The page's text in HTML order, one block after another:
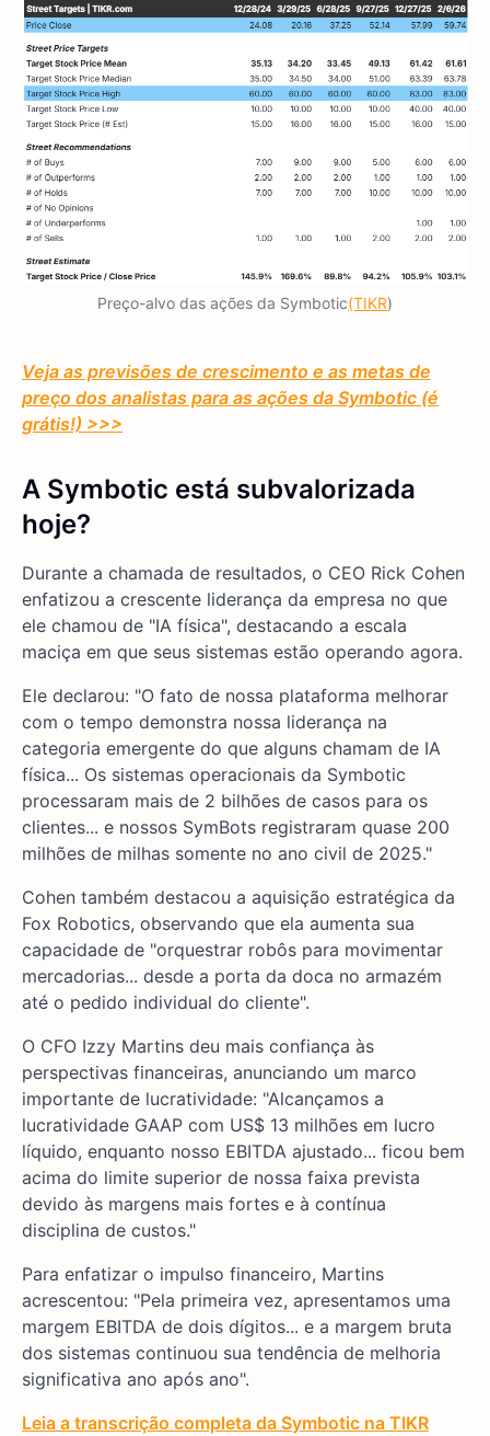
Preço-alvo das ações da Symbotic(TIKR)
Veja as previsões de crescimento e as metas de
preço dos analistas para as ações da Symbotic (é
grátis!) >>>
A Symbotic está subvalorizada
hoje?
Durante a chamada de resultados, o CEO Rick Cohen
enfatizou a crescente liderança da empresa no que
ele chamou de "IA física", destacando a escala
maciça em que seus sistemas estão operando agora.
Ele declarou: "O fato de nossa plataforma melhorar
com o tempo demonstra nossa liderança na
categoria emergente do que alguns chamam de IA
física... Os sistemas operacionais da Symbotic
processaram mais de 2 bilhões de casos para os
clientes... e nossos SymBots registraram quase 200
milhões de milhas somente no ano civil de 2025."
Cohen também destacou a aquisição estratégica da
Fox Robotics, observando que ela aumenta sua
capacidade de "orquestrar robôs para movimentar
mercadorias... desde a porta da doca no armazém
até o pedido individual do cliente".
O CFO Izzy Martins deu mais confiança às
perspectivas financeiras, anunciando um marco
importante de lucratividade: "Alcançamos a
lucratividade GAAP com US$ 13 milhões em lucro
líquido, enquanto nosso EBITDA ajustado... ficou bem
acima do limite superior de nossa faixa prevista
devido às margens mais fortes e à contínua
disciplina de custos."
Para enfatizar o impulso financeiro, Martins
acrescentou: "Pela primeira vez, apresentamos uma
margem EBITDA de dois dígitos... e a margem bruta
dos sistemas continuou sua tendência de melhoria
significativa ano após ano".
Leia a transcrição completa da Symbotic na TIKR